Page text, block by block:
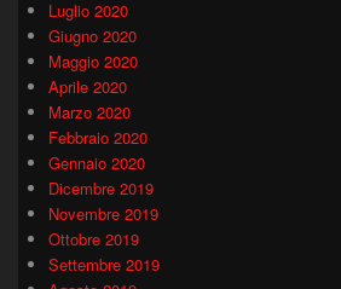
Luglio 2020
Giugno 2020
Maggio 2020
Aprile 2020
Marzo 2020
Febbraio 2020
Gennaio 2020
Dicembre 2019
Novembre 2019
Ottobre 2019
Settembre 2019